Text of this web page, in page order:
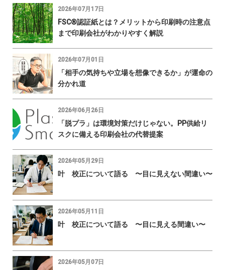
2026年07月17日
FSC®認証紙とは？メリットから印刷時の注意点
まで印刷会社がわかりやすく解説
2026年07月01日
「相手の気持ちや立場を想像できるか」が運命の
分かれ道
2026年06月26日
「脱プラ」は環境対策だけじゃない。PP供給リ
スクに備える印刷会社の代替提案
2026年05月29日
叶 校正について語る 〜目に見えない間違い〜
2026年05月11日
叶 校正について語る 〜目に見える間違い〜
2026年05月07日